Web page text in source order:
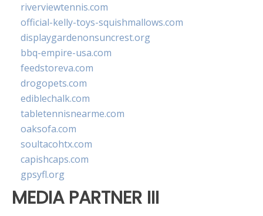
riverviewtennis.com
official-kelly-toys-squishmallows.com
displaygardenonsuncrest.org
bbq-empire-usa.com
feedstoreva.com
drogopets.com
ediblechalk.com
tabletennisnearme.com
oaksofa.com
soultacohtx.com
capishcaps.com
gpsyfl.org
MEDIA PARTNER III